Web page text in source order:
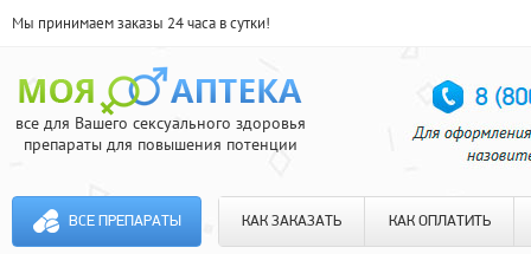
Мы принимаем заказы 24 часа в сутки!
все для Вашего сексуального здоровья
препараты для повышения потенции
ВСЕ ПРЕПАРАТЫ КАК ЗАКАЗАТЬ КАК ОПЛАТИТЬ